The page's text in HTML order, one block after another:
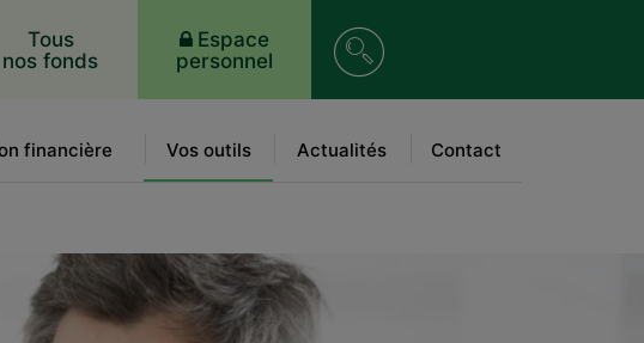
financière Vos outils Actualités Contact
Tous
nos fonds
Espace
personnel
sur
le